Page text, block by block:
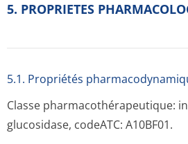
5. PROPRIETES
5.1. Propriétés
Classe pharmacothéra­peutique:
glucosidase, codeATC: A10BF01.